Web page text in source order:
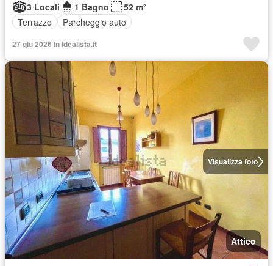
3 Locali
1 Bagno
52 m²
Terrazzo
Parcheggio auto
27 giu 2026 in idealista.it
Visualizza foto
Attico